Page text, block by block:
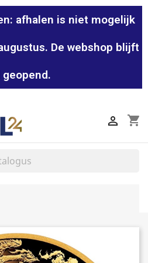
afhalen is niet mogelijk
De webshop blijft
geopend.
shopping_cart
